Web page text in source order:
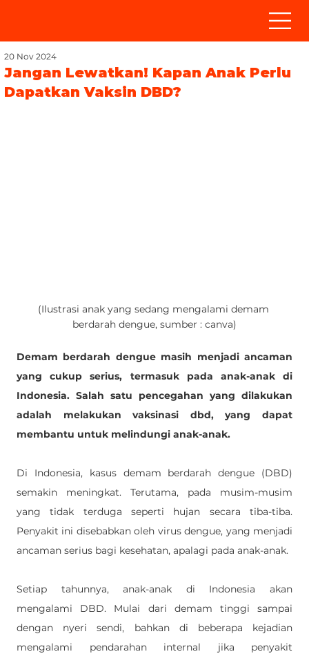
Jangan Lewatkan! Kapan Anak Perlu
Dapatkan Vaksin DBD?
20 Nov 2024
(Ilustrasi anak yang sedang mengalami demam
berdarah dengue, sumber : canva)
Demam berdarah dengue masih menjadi ancaman
yang cukup serius, termasuk pada anak-anak di
Indonesia. Salah satu pencegahan yang dilakukan
adalah melakukan vaksinasi dbd, yang dapat
membantu untuk melindungi anak-anak.
Di Indonesia, kasus demam berdarah dengue (DBD)
semakin meningkat. Terutama, pada musim-musim
yang tidak terduga seperti hujan secara tiba-tiba.
Penyakit ini disebabkan oleh virus dengue, yang menjadi
ancaman serius bagi kesehatan, apalagi pada anak-anak.
Setiap tahunnya, anak-anak di Indonesia akan
mengalami DBD. Mulai dari demam tinggi sampai
dengan nyeri sendi, bahkan di beberapa kejadian
mengalami pendarahan internal jika penyakit